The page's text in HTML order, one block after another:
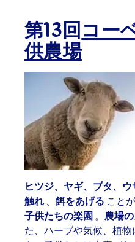
第13回コー
供農場
ヒツジ、ヤギ、ブタ、
触れ 、 餌をあげる こと
子供たちの楽園。 農場
た、 ハーブや気候、植物